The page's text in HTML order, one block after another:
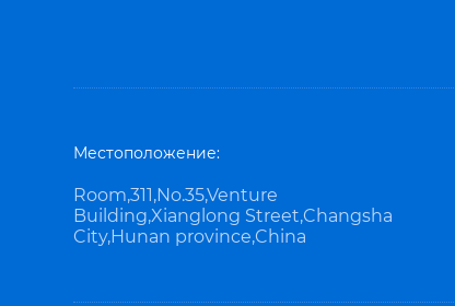
Местоположение:
Room,311,No.35,Venture
Building,Xianglong Street,Changsha
City,Hunan province,China